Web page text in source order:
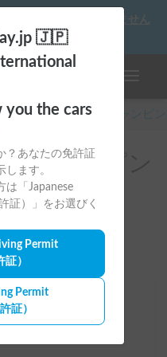
🇯🇵
you the cars
？あなたの免許証
ます。
は「Japanese
証）」をお選びく
Permit
証）
Permit
証）
で最高の思い出にしません
予約はCarstay
キャンピン
内市)